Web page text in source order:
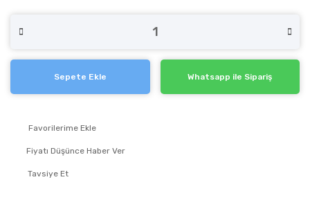
Sepete Ekle Whatsapp ile Sipariş
Fiyatı Düşünce Haber Ver
Tavsiye Et